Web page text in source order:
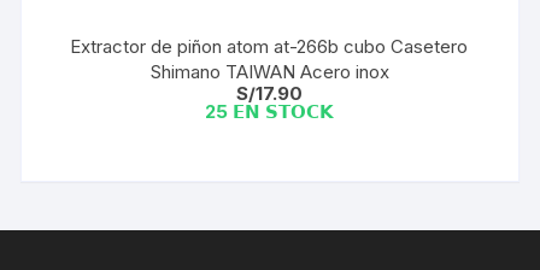
Extractor de piñon atom at-266b cubo Casetero
Shimano TAIWAN Acero inox
S/17.90
25 𝗘𝗡 𝗦𝗧𝗢𝗖𝗞